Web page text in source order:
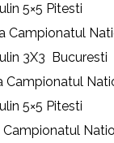
5×5 Pitesti
Campionatul
3X3 Bucuresti
Campionatul
5×5 Pitesti
Campionatul